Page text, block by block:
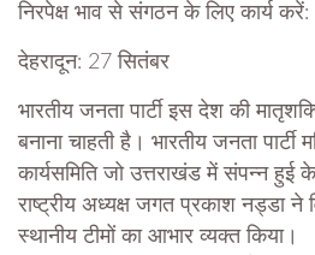
निरपेक्ष भाव से संगठन के लिए कार्य
देहरादून: 27 सितंबर
भारतीय जनता पार्टी इस देश की
बनाना चाहती है। भारतीय जनता पार्टी
कार्यसमिति जो उत्तराखंड में संपन्न
राष्ट्रीय अध्यक्ष जगत प्रकाश नड्डा ने
स्थानीय टीमों का आभार व्यक्त किया।